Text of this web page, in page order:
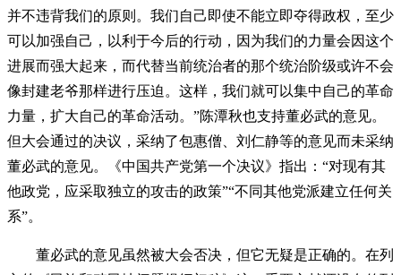
并不违背我们的原则。我们自己即使不能立即夺得政权，至少
可以加强自己，以利于今后的行动，因为我们的力量会因这个
进展而强大起来，而代替当前统治者的那个统治阶级或许不会
像封建老爷那样进行压迫。这样，我们就可以集中自己的革命
力量，扩大自己的革命活动。”陈潭秋也支持董必武的意见。
但大会通过的决议，采纳了包惠僧、刘仁静等的意见而未采纳
董必武的意见。《中国共产党第一个决议》指出：“对现有其
他政党，应采取独立的攻击的政策”“不同其他党派建立任何关
系”。
董必武的意见虽然被大会否决，但它无疑是正确的。在列